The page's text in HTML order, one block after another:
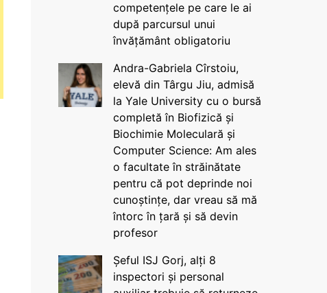
competențele pe care le ai
după parcursul unui
învățământ obligatoriu
Andra-Gabriela Cîrstoiu,
elevă din Târgu Jiu, admisă
la Yale University cu o bursă
completă în Biofizică și
Biochimie Moleculară și
Computer Science: Am ales
o facultate în străinătate
pentru că pot deprinde noi
cunoștințe, dar vreau să mă
întorc în țară și să devin
profesor
Șeful ISJ Gorj, alți 8
inspectori și personal